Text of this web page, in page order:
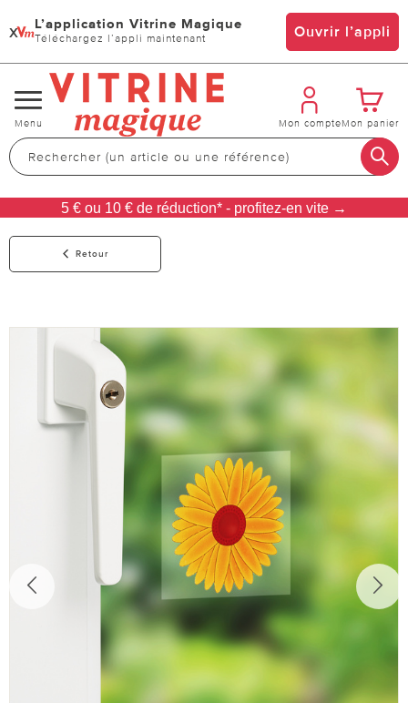
x L’application Vitrine Magique
Téléchargez l’appli maintenant Ouvrir l’appli
Changer
de
navigation
Menu Mon compteMon panier
5 € ou 10 € de réduction* - profitez-en vite →
Retour